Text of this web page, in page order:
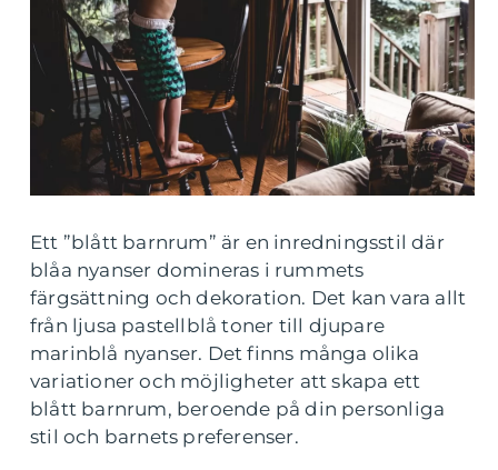
Ett ”blått barnrum” är en inredningsstil där
blåa nyanser domineras i rummets
färgsättning och dekoration. Det kan vara allt
från ljusa pastellblå toner till djupare
marinblå nyanser. Det finns många olika
variationer och möjligheter att skapa ett
blått barnrum, beroende på din personliga
stil och barnets preferenser.